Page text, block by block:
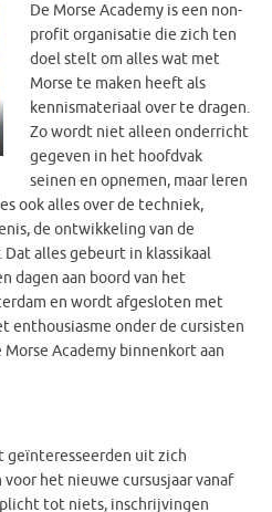
De Morse Academy is een non-
profit organisatie die zich ten
doel stelt om alles wat met
Morse te maken heeft als
kennismateriaal over te dragen.
Zo wordt niet alleen onderricht
gegeven in het hoofdvak
seinen en opnemen, maar leren
ook alles over de techniek,
de ontwikkeling van de
alles gebeurt in klassikaal
dagen aan boord van het
en wordt afgesloten met
enthousiasme onder de cursisten
Academy binnenkort aan
geïnteresseerden uit zich
het nieuwe cursusjaar vanaf
tot niets, inschrijvingen